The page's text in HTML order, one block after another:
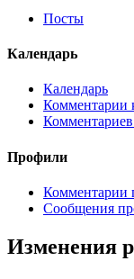
Посты
Календарь
Календарь
Комментарии
Профили
Комментарии
Сообщения
Изменения